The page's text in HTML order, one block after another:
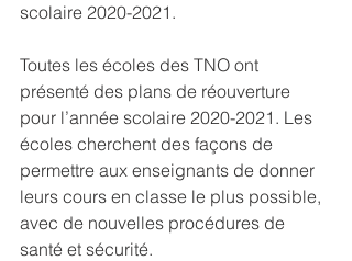
scolaire 2020-2021.
Toutes les écoles des TNO ont
présenté des plans de réouverture
pour l’année scolaire 2020-2021. Les
écoles cherchent des façons de
permettre aux enseignants de donner
leurs cours en classe le plus possible,
avec de nouvelles procédures de
santé et sécurité.